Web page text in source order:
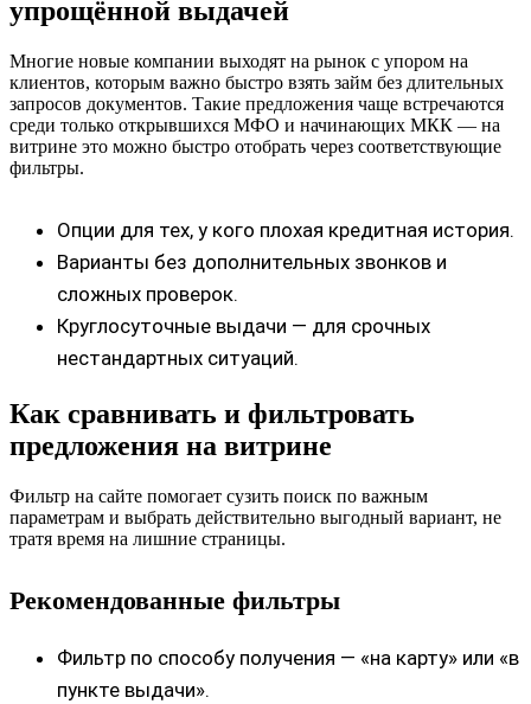
упрощённой выдачей
Многие новые компании выходят на рынок с упором на
клиентов, которым важно быстро взять займ без длительных
запросов документов. Такие предложения чаще встречаются
среди только открывшихся МФО и начинающих МКК — на
витрине это можно быстро отобрать через соответствующие
фильтры.
Опции для тех, у кого плохая кредитная история.
Варианты без дополнительных звонков и
сложных проверок.
Круглосуточные выдачи — для срочных
нестандартных ситуаций.
Как сравнивать и фильтровать
предложения на витрине
Фильтр на сайте помогает сузить поиск по важным
параметрам и выбрать действительно выгодный вариант, не
тратя время на лишние страницы.
Рекомендованные фильтры
Фильтр по способу получения — «на карту» или «в
пункте выдачи».